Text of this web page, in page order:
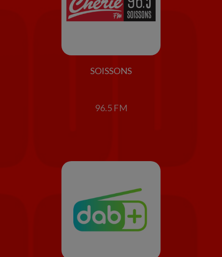
SOISSONS
96.5 FM